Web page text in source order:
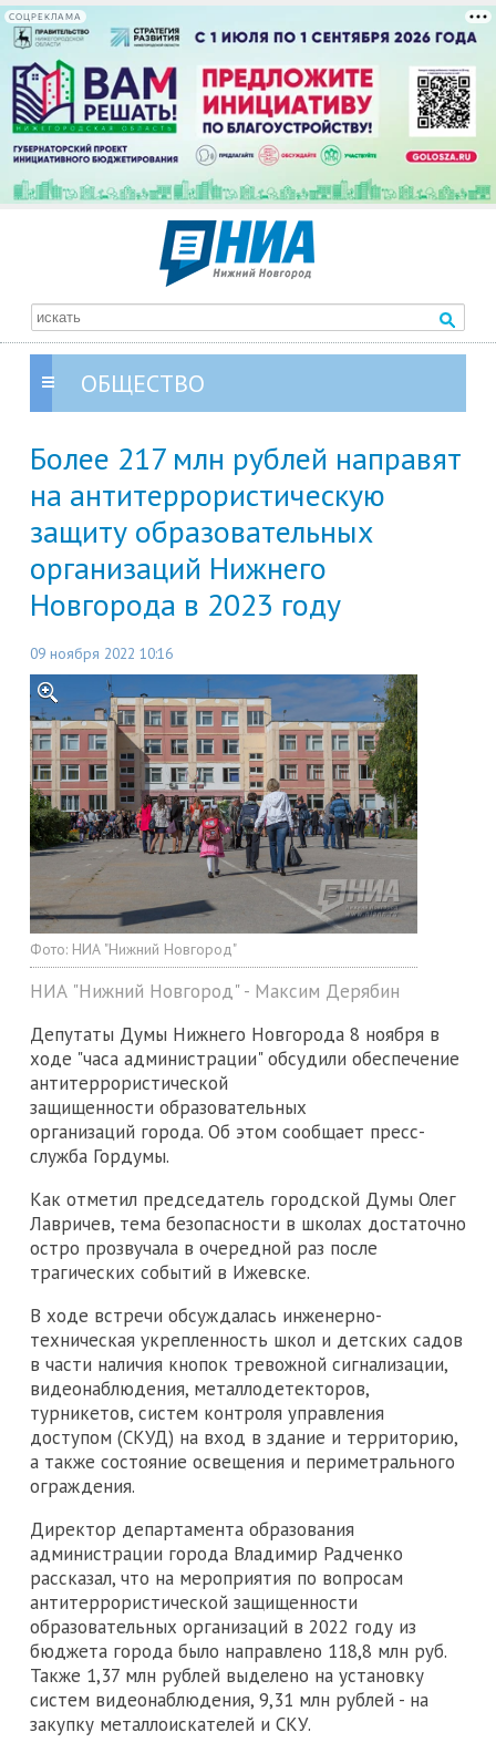
СОЦРЕКЛАМА
ОБЩЕСТВО
Более 217 млн рублей направят
на антитеррористическую
защиту образовательных
организаций Нижнего
Новгорода в 2023 году
09 ноября 2022 10:16
Фото: НИА "Нижний Новгород"
НИА "Нижний Новгород" - Максим Дерябин
Депутаты Думы Нижнего Новгорода 8 ноября в
ходе "часа администрации" обсудили обеспечение
антитеррористической
защищенности образовательных
организаций города. Об этом сообщает пресс-
служба Гордумы.
Как отметил председатель городской Думы Олег
Лавричев, тема безопасности в школах достаточно
остро прозвучала в очередной раз после
трагических событий в Ижевске.
В ходе встречи обсуждалась инженерно-
техническая укрепленность школ и детских садов
в части наличия кнопок тревожной сигнализации,
видеонаблюдения, металлодетекторов,
турникетов, систем контроля управления
доступом (СКУД) на вход в здание и территорию,
а также состояние освещения и периметрального
ограждения.
Директор департамента образования
администрации города Владимир Радченко
рассказал, что на мероприятия по вопросам
антитеррористической защищенности
образовательных организаций в 2022 году из
бюджета города было направлено 118,8 млн руб.
Также 1,37 млн рублей выделено на установку
систем видеонаблюдения, 9,31 млн рублей - на
закупку металлоискателей и СКУ.